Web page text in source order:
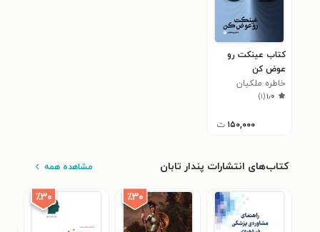
کتاب عینکت رو
عوض کن
خاطره ملکیان
۱٫۰(۱)
۱۵۰,۰۰۰ ت
کتاب‌های انتشارات پندار تابان مشاهده همه
٪۳۰ ٪۳۰